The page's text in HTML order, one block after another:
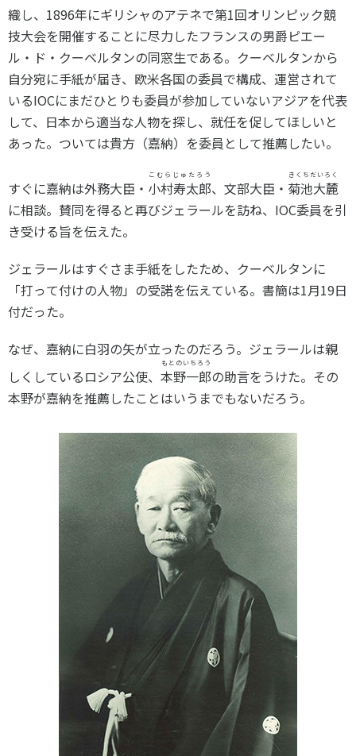
メールマガジン
「SSFニュース」
会員登録
アクセス
© 2020
スポーツによるまちづくり
スポーツ・ガバナンス
スポーツボランティア
スポーツ政策・予算
健康とスポーツ
社会づくり
自治体との連携
各教育機関との連携
スポーツ振興団体との連携
【動画】スポーツでアクティブなまちづくり
知る学ぶ
Sport Topics
スポーツ 歴史の検証
スポーツ辞典
SSF BOOKS
織し、1896年にギリシャのアテネで第1回オリンピック競
技大会を開催することに尽力したフランスの男爵ピエー
ル・ド・クーベルタンの同窓生である。クーベルタンから
自分宛に手紙が届き、欧米各国の委員で構成、運営されて
いるIOCにまだひとりも委員が参加していないアジアを代表
して、日本から適当な人物を探し、就任を促してほしいと
あった。ついては貴方（嘉納）を委員として推薦したい。
すぐに嘉納は外務大臣・ 小村寿太郎
こむらじゅたろう
、文部大臣・ 菊池大麓
きくちだいろく
に相談。賛同を得ると再びジェラールを訪ね、IOC委員を引
き受ける旨を伝えた。
ジェラールはすぐさま手紙をしたため、クーベルタンに
「打って付けの人物」の受諾を伝えている。書簡は1月19日
付だった。
なぜ、嘉納に白羽の矢が立ったのだろう。ジェラールは親
しくしているロシア公使、 本野一郎
もとのいちろう
の助言をうけた。その
本野が嘉納を推薦したことはいうまでもないだろう。